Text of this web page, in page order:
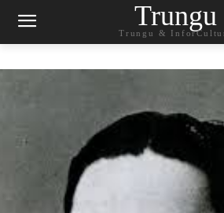
Trungu
Trungu &